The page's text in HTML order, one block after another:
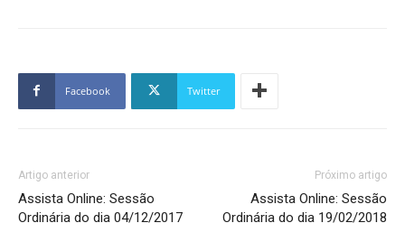
Facebook Twitter
Artigo anterior
Assista Online: Sessão
Ordinária do dia 04/12/2017
Próximo artigo
Assista Online: Sessão
Ordinária do dia 19/02/2018